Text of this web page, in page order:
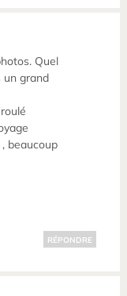
Quel
un grand
beaucoup
RÉPONDRE